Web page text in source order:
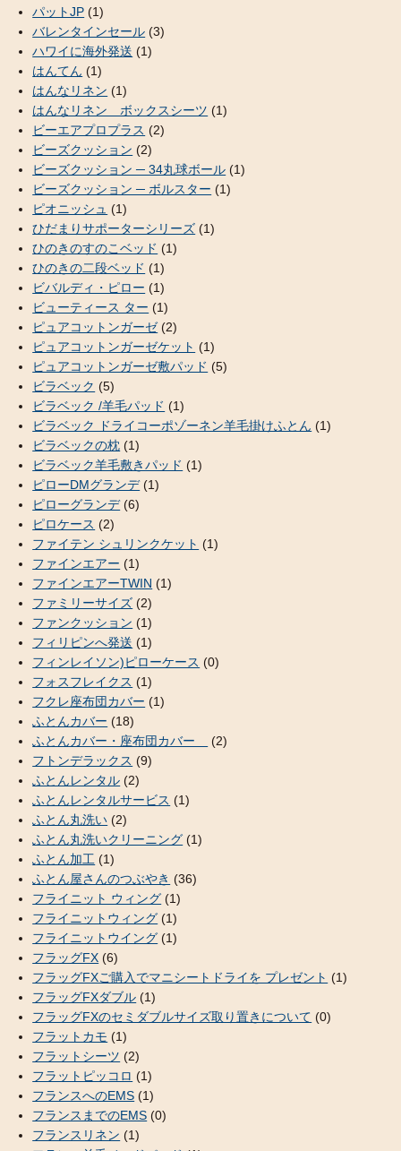
パットJP (1)
バレンタインセール (3)
ハワイに海外発送 (1)
はんてん (1)
はんなリネン (1)
はんなリネン ボックスシーツ (1)
ビーエアプロプラス (2)
ビーズクッション (2)
ビーズクッション ─ 34丸球ボール (1)
ビーズクッション ─ ボルスター (1)
ピオニッシュ (1)
ひだまりサポーターシリーズ (1)
ひのきのすのこベッド (1)
ひのきの二段ベッド (1)
ビバルディ・ピロー (1)
ビューティース ター (1)
ピュアコットンガーゼ(2)
ピュアコットンガーゼケット (1)
ピュアコットンガーゼ敷パッド (5)
ビラベック (5)
ビラベック /羊毛パッド (1)
ビラベック ドライコーポゾーネン羊毛掛けふとん (1)
ビラベックの枕 (1)
ビラベック羊毛敷きパッド (1)
ピローDMグランデ(1)
ピローグランデ(6)
ピロケース (2)
ファイテン シュリンクケット (1)
ファインエアー (1)
ファインエアーTWIN (1)
ファミリーサイズ (2)
ファンクッション (1)
フィリピンへ発送 (1)
フィンレイソン)ピローケース (0)
フォスフレイクス (1)
フクレ座布団カバー (1)
ふとんカバー (18)
ふとんカバー・座布団カバー
(2)
フトンデラックス (9)
ふとんレンタル (2)
ふとんレンタルサービス (1)
ふとん丸洗い (2)
ふとん丸洗いクリーニング (1)
ふとん加工 (1)
ふとん屋さんのつぶやき (36)
フライニット ウィング (1)
フライニットウィング (1)
フライニットウイング (1)
フラッグFX (6)
フラッグFXご購入でマニシートドライを プレゼント (1)
フラッグFXダブル (1)
フラッグFXのセミダブルサイズ取り置きについて (0)
フラットカモ (1)
フラットシーツ (2)
フラットピッコロ (1)
フランスへのEMS (1)
フランスまでのEMS (0)
フランスリネン (1)